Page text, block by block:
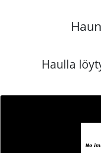
Haulla